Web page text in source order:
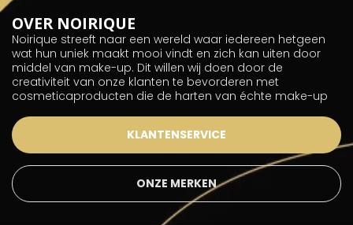
OVER NOIRIQUE
Noirique streeft naar een wereld waar iedereen hetgeen
wat hun uniek maakt mooi vindt en zich kan uiten door
middel van make-up. Dit willen wij doen door de
creativiteit van onze klanten te bevorderen met
cosmeticaproducten die de harten van échte make-up
KLANTENSERVICE
ONZE MERKEN